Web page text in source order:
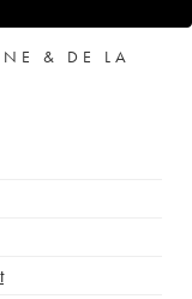
& DE LA